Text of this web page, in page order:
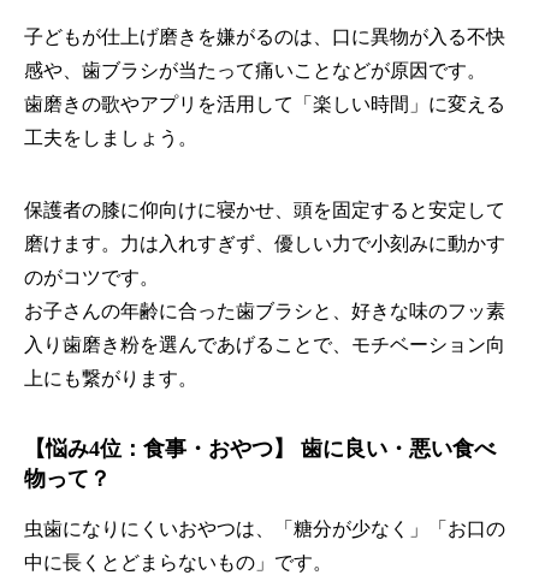
子どもが仕上げ磨きを嫌がるのは、口に異物が入る不快
感や、歯ブラシが当たって痛いことなどが原因です。
歯磨きの歌やアプリを活用して「楽しい時間」に変える
工夫をしましょう。
保護者の膝に仰向けに寝かせ、頭を固定すると安定して
磨けます。力は入れすぎず、優しい力で小刻みに動かす
のがコツです。
お子さんの年齢に合った歯ブラシと、好きな味のフッ素
入り歯磨き粉を選んであげることで、モチベーション向
上にも繋がります。
【悩み4位：食事・おやつ】 歯に良い・悪い食べ
物って？
虫歯になりにくいおやつは、「糖分が少なく」「お口の
中に長くとどまらないもの」です。